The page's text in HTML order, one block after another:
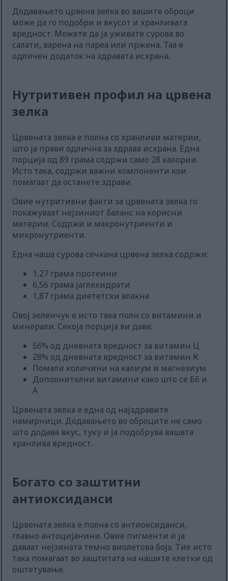
Додавањето црвена зелка во вашите оброци
може да го подобри и вкусот и хранливата
вредност. Можете да ја уживате сурова во
салати, варена на пареа или пржена. Таа е
одличен додаток на здравата исхрана.
Нутритивен профил на црвена
зелка
Црвената зелка е полна со хранливи материи,
што ја прави одлична за здрава исхрана. Една
порција од 89 грама содржи само 28 калории.
Исто така, содржи важни компоненти кои
помагаат да останете здрави.
Овие нутритивни факти за црвената зелка го
покажуваат нејзиниот баланс на корисни
материи. Содржи и макронутриенти и
микронутриенти.
Една чаша сурова сечкана црвена зелка содржи:
1,27 грама протеини
6,56 грама јаглехидрати
1,87 грама диететски влакна
Овој зеленчук е исто така полн со витамини и
минерали. Секоја порција ви дава:
56% од дневната вредност за витамин Ц
28% од дневната вредност за витамин К
Помали количини на калиум и магнезиум
Дополнителни витамини како што се Б6 и
А
Црвената зелка е една од најздравите
намирници. Додавањето во оброците не само
што додава вкус, туку и ја подобрува вашата
хранлива вредност.
Богато со заштитни
антиоксиданси
Црвената зелка е полна со антиоксиданси,
главно антоцијанини. Овие пигменти ѝ ја
даваат нејзината темно виолетова боја. Тие исто
така помагаат во заштитата на нашите клетки од
оштетување.